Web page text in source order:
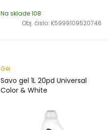
Na sklade 108
Obj. čislo: K5999109520746
Gél
Savo gel 1L 20pd Universal
Color & White